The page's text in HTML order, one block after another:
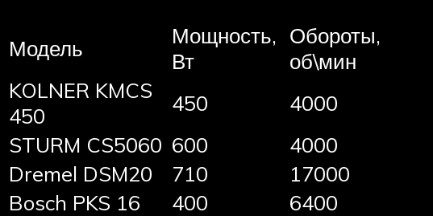
Модель
Мощность,
Вт
Обороты,
об\мин
KOLNER KMCS
450
450 4000
STURM CS5060 600 4000
Dremel DSM20
710 17000
Bosch PKS 16
400 6400